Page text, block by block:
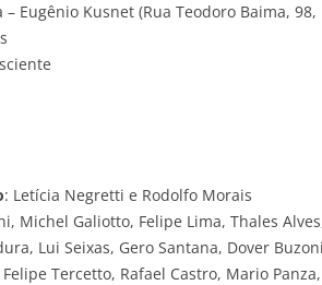
– Eugênio Kusnet (Rua Teodoro Baima,
: Letícia Negretti e Rodolfo Morais
Michel Galiotto, Felipe Lima, Thales
Lui Seixas, Gero Santana, Dover
Tercetto, Rafael Castro, Mario